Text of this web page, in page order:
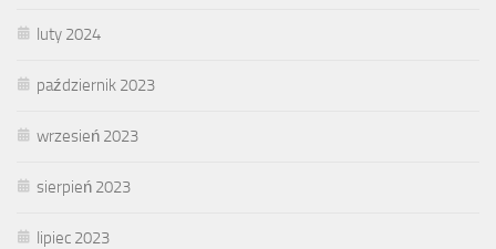
luty 2024
październik 2023
wrzesień 2023
sierpień 2023
lipiec 2023